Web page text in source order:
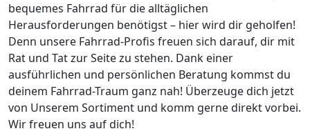
bequemes Fahrrad für die alltäglichen
Herausforderungen benötigst – hier wird dir geholfen!
Denn unsere Fahrrad-Profis freuen sich darauf, dir mit
Rat und Tat zur Seite zu stehen. Dank einer
ausführlichen und persönlichen Beratung kommst du
deinem Fahrrad-Traum ganz nah! Überzeuge dich jetzt
von Unserem Sortiment und komm gerne direkt vorbei.
Wir freuen uns auf dich!